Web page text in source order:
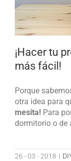
¡Hacer tu
más fácil!
Porque
otra idea para
mesita! Para
dormitorio o de
26 - 03 - 2018 |